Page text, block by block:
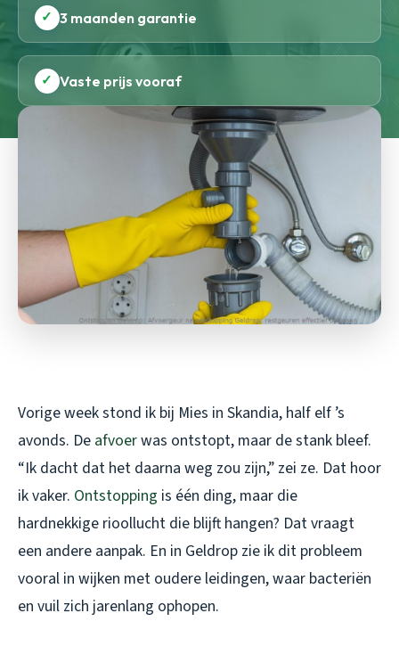
✓ 3 maanden garantie
✓ Vaste prijs vooraf
Vorige week stond ik bij Mies in Skandia, half elf ’s
avonds. De afvoerwas ontstopt, maar de stank bleef.
“Ik dacht dat het daarna weg zou zijn,” zei ze. Dat hoor
ik vaker. Ontstopping is één ding, maar die
hardnekkige rioollucht die blijft hangen? Dat vraagt
een andere aanpak. En in Geldrop zie ik dit probleem
vooral in wijken met oudere leidingen, waar bacteriën
en vuil zich jarenlang ophopen.